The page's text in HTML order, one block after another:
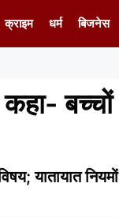
क्राइम धर्म बिजनेस
बच्चों
यातायात नियमों